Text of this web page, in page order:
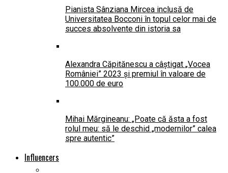
Pianista Sânziana Mircea inclusă de
Universitatea Bocconi în topul celor mai de
succes absolvente din istoria sa
Alexandra Căpitănescu a câștigat „Vocea
României” 2023 și premiul în valoare de
100.000 de euro
Mihai Mărgineanu: „Poate că ăsta a fost
rolul meu: să le deschid „modernilor” calea
spre autentic”
Influencers